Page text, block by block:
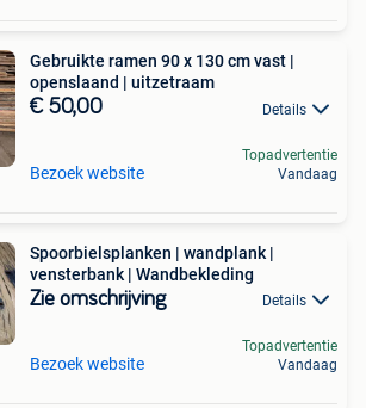
Gebruikte ramen 90 x 130 cm vast |
openslaand | uitzetraam
€ 50,00 Details
Bezoek website
Topadvertentie
Vandaag
Spoorbielsplanken | wandplank |
vensterbank | Wandbekleding
Zie omschrijving Details
Bezoek website
Topadvertentie
Vandaag